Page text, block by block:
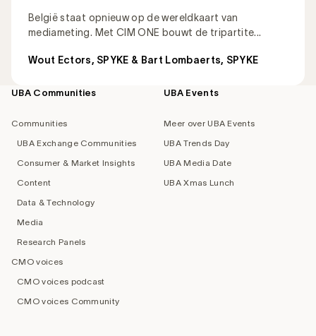
België staat opnieuw op de wereldkaart van
mediameting. Met CIM ONE bouwt de tripartite...
Wout Ectors, SPYKE & Bart Lombaerts, SPYKE
Footer
UBA Communities
Communities
UBA Exchange Communities
Consumer & Market Insights
Content
Data & Technology
Media
Research Panels
CMO voices
CMO voices podcast
CMO voices Community
UBA Events
Meer over UBA Events
UBA Trends Day
UBA Media Date
UBA Xmas Lunch